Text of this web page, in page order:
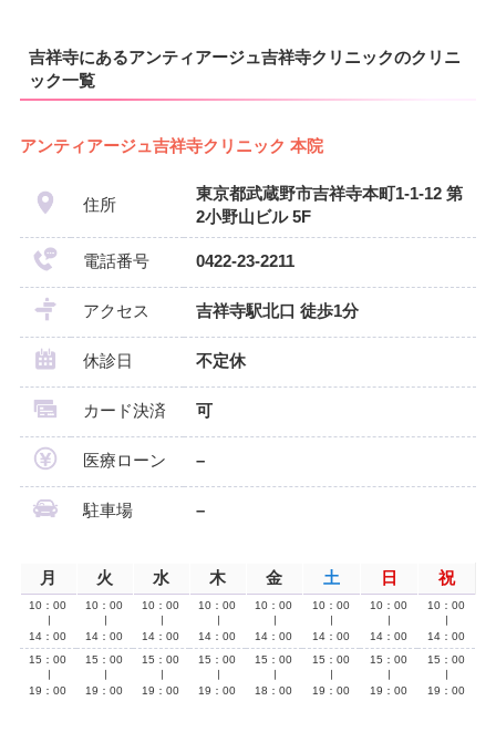
吉祥寺にあるアンティアージュ吉祥寺クリニックのクリニ
ック一覧
アンティアージュ吉祥寺クリニック 本院
住所
東京都武蔵野市吉祥寺本町1-1-12 第
2小野山ビル 5F
電話番号 0422-23-2211
アクセス 吉祥寺駅北口 徒歩1分
休診日 不定休
カード決済 可
医療ローン –
駐車場 –
月 火 水 木 金 土 日 祝
10：00
14：00
10：00
14：00
10：00
14：00
10：00
14：00
10：00
14：00
10：00
14：00
10：00
14：00
10：00
14：00
15：00
19：00
15：00
19：00
15：00
19：00
15：00
19：00
15：00
18：00
15：00
19：00
15：00
19：00
15：00
19：00